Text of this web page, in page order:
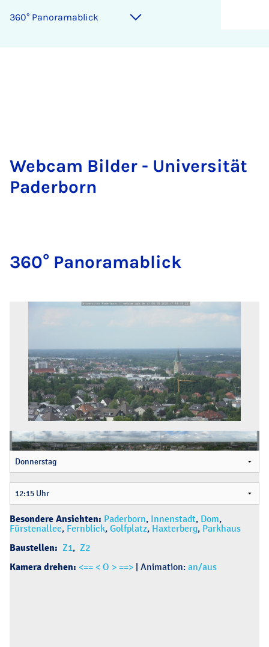
360° Pan­ora­ma­blick
Web­cam Bil­der - Uni­ver­si­tät
Pa­der­born
360° Pan­ora­ma­blick